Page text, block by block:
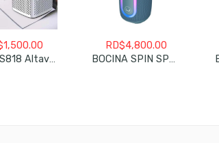
1,500.00 RD$4,800.00